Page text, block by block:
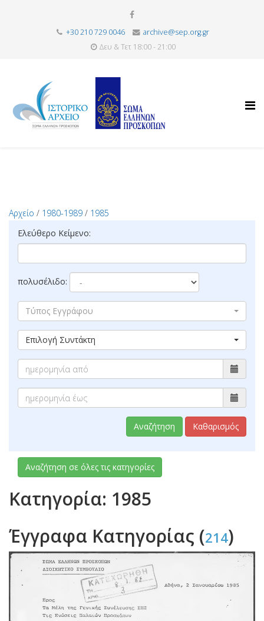
+30 210 729 0046
archive@sep.org.gr
Δευ & Τετ 18:00 - 21:00
Αρχείο / 1980-1989 / 1985
Ελεύθερο Κείμενο:
πολυσέλιδο:
Τύπος Εγγράφου
Επιλογή Συντάκτη
Αναζήτηση Καθαρισμός
Αναζήτηση σε όλες τις κατηγορίες
Κατηγορία: 1985
Έγγραφα Κατηγορίας (214)